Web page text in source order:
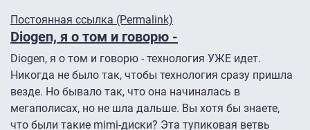
Постоянная ссылка (Permalink)
Diogen, я о том и говорю -
Diogen, я о том и говорю - технология УЖЕ идет.
Никогда не было так, чтобы технология сразу пришла
везде. Но бывало так, что она начиналась в
мегаполисах, но не шла дальше. Вы хотя бы знаете,
что были такие mimi-диски? Эта тупиковая ветвь